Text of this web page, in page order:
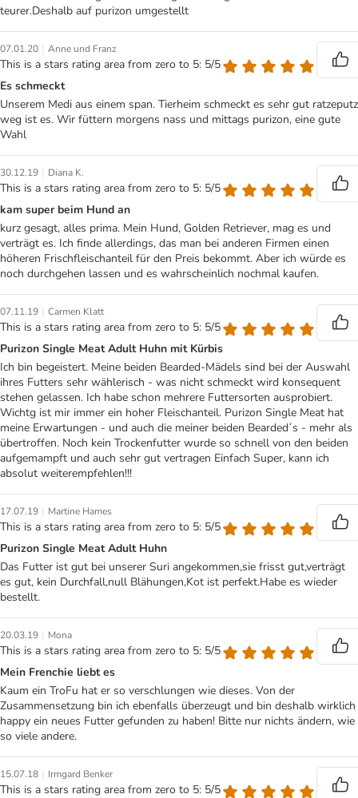
teurer.Deshalb auf purizon umgestellt
07.01.20 | Anne und Franz
This is a stars rating area from zero to 5: 5/5
Es schmeckt
Unserem Medi aus einem span. Tierheim schmeckt es sehr gut ratzeputz
weg ist es. Wir füttern morgens nass und mittags purizon, eine gute
Wahl
30.12.19 | Diana K.
This is a stars rating area from zero to 5: 5/5
kam super beim Hund an
kurz gesagt, alles prima. Mein Hund, Golden Retriever, mag es und
verträgt es. Ich finde allerdings, das man bei anderen Firmen einen
höheren Frischfleischanteil für den Preis bekommt. Aber ich würde es
noch durchgehen lassen und es wahrscheinlich nochmal kaufen.
07.11.19 | Carmen Klatt
This is a stars rating area from zero to 5: 5/5
Purizon Single Meat Adult Huhn mit Kürbis
Ich bin begeistert. Meine beiden Bearded-Mädels sind bei der Auswahl
ihres Futters sehr wählerisch - was nicht schmeckt wird konsequent
stehen gelassen. Ich habe schon mehrere Futtersorten ausprobiert.
Wichtg ist mir immer ein hoher Fleischanteil. Purizon Single Meat hat
meine Erwartungen - und auch die meiner beiden Bearded´s - mehr als
übertroffen. Noch kein Trockenfutter wurde so schnell von den beiden
aufgemampft und auch sehr gut vertragen Einfach Super, kann ich
absolut weiterempfehlen!!!
17.07.19 | Martine Hames
This is a stars rating area from zero to 5: 5/5
Purizon Single Meat Adult Huhn
Das Futter ist gut bei unserer Suri angekommen,sie frisst gut,verträgt
es gut, kein Durchfall,null Blähungen,Kot ist perfekt.Habe es wieder
bestellt.
20.03.19 | Mona
This is a stars rating area from zero to 5: 5/5
Mein Frenchie liebt es
Kaum ein TroFu hat er so verschlungen wie dieses. Von der
Zusammensetzung bin ich ebenfalls überzeugt und bin deshalb wirklich
happy ein neues Futter gefunden zu haben! Bitte nur nichts ändern, wie
so viele andere.
15.07.18 | Irmgard Benker
This is a stars rating area from zero to 5: 5/5